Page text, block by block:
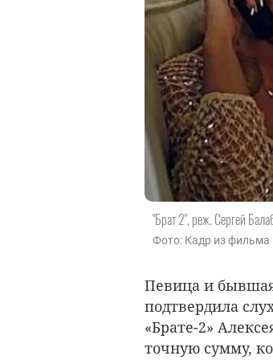
"Брат 2", реж. Сергей
Фото: Кадр из фильма
Певица и
подтвердила
«Брате-2»
точную сумму,